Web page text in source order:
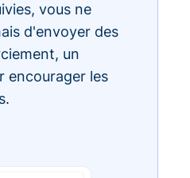
vous ne
d'envoyer des
un
encourager les